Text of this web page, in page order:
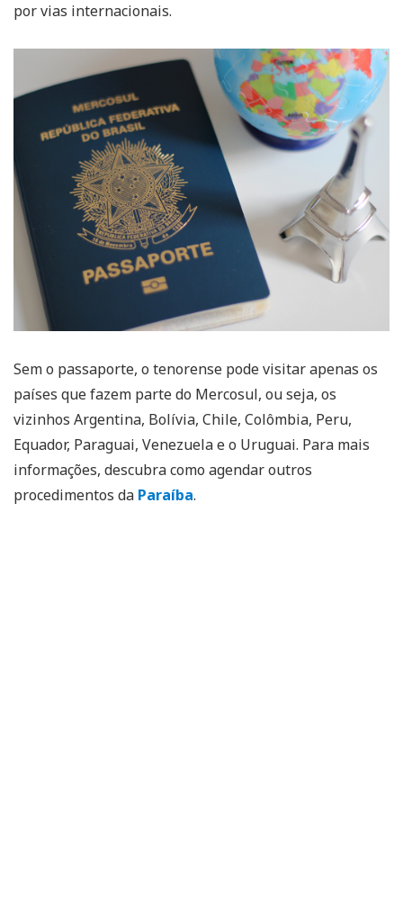
por vias internacionais.
Sem o passaporte, o tenorense pode visitar apenas os
países que fazem parte do Mercosul, ou seja, os
vizinhos Argentina, Bolívia, Chile, Colômbia, Peru,
Equador, Paraguai, Venezuela e o Uruguai. Para mais
informações, descubra como agendar outros
procedimentos da Paraíba.